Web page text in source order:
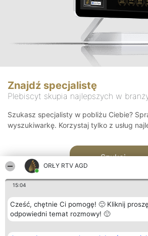
ORŁY RTV AGD
15:04
Cześć, chętnie Ci pomogę! 🙂 Kliknij
odpowiedni temat rozmowy! 🙂
Znajdź specjalistę
Plebiscyt skupia najlepszych w
Szukasz specjalisty w pobliżu Ciebie?
wyszukiwarkę. Korzystaj tylko z usług
Szukaj
Organizator plebiscytu Plebiscyt